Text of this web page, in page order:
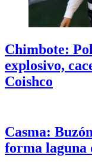
Chimbote:
explosivo,
Coishco
Casma:
forma laguna